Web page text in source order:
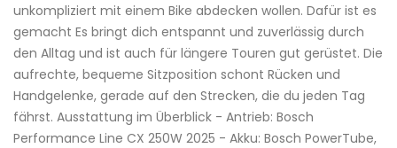
unkompliziert mit einem Bike abdecken wollen. Dafür ist es
gemacht Es bringt dich entspannt und zuverlässig durch
den Alltag und ist auch für längere Touren gut gerüstet. Die
aufrechte, bequeme Sitzposition schont Rücken und
Handgelenke, gerade auf den Strecken, die du jeden Tag
fährst. Ausstattung im Überblick - Antrieb: Bosch
Performance Line CX 250W 2025 - Akku: Bosch PowerTube,